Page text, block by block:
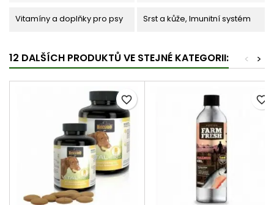
Vitamíny a doplňky pro psy Srst a kůže, Imunitní systém
12 DALŠÍCH PRODUKTŮ VE STEJNÉ KATEGORII: >
<
favorite_border favorite_border